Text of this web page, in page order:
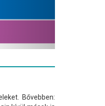
Bővebben: